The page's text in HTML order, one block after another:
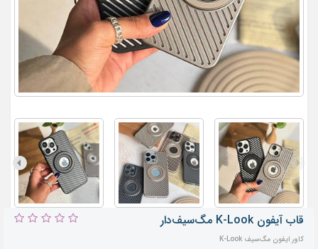
قاب آیفون K-Look مگ‌سیف‌‌دار
کاور ایفون مگ‌سیف K-Look